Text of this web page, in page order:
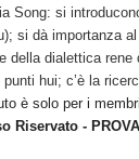
Song: si
si dà importanza
della dialettica rene
hui; c’è la
è solo per i
Riservato -